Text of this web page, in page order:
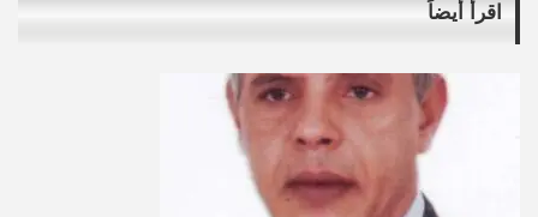
اقرأ أيضاً